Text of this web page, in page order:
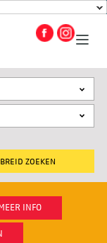
ZOEKEN
INFO